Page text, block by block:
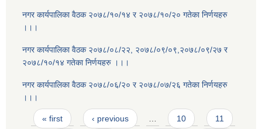
नगर कार्यपालिका वैठक २०७८/१०/१४ र २०७८/१०/२० गतेका निर्णयहरु
।।।
नगर कार्यपालिका वैठक २०७८/०८/२२, २०७८/०९/०९,२०७८/०९/२७ र
२०७८/१०/१४ गतेका निर्णयहरु ।।।
नगर कार्यपालिका वैठक २०७८/०६/२० र २०७८/०७/२६ गतेका निर्णयहरु
।।।
Pages
« first ‹ previous … 10 11